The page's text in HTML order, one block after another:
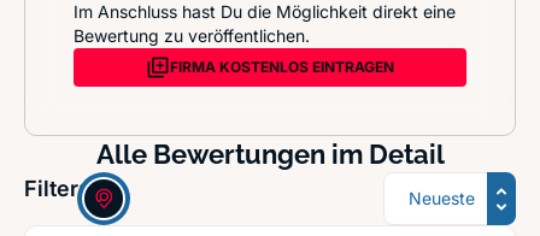
Im Anschluss hast Du die Möglichkeit direkt eine
Bewertung zu veröffentlichen.
FIRMA KOSTENLOS EINTRAGEN
Alle Bewertungen im Detail
Filter: Sortierung